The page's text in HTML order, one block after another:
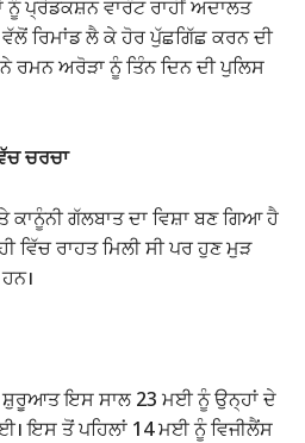
ਪ੍ਰੋਡਕਸ਼ਨ ਵਾਰੰਟ ਰਾਹੀਂ ਅਦਾਲਤ
ਰਿਮਾਂਡ ਲੈ ਕੇ ਹੋਰ ਪੁੱਛਗਿੱਛ ਕਰਨ ਦੀ
ਰਮਨ ਅਰੋੜਾ ਨੂੰ ਤਿੰਨ ਦਿਨ ਦੀ ਪੁਲਿਸ
ਚਰਚਾ
ਗੱਲਬਾਤ ਦਾ ਵਿਸ਼ਾ ਬਣ ਗਿਆ ਹੈ
ਵਿੱਚ ਰਾਹਤ ਮਿਲੀ ਸੀ ਪਰ ਹੁਣ ਮੁੜ
ਸ਼ੁਰੂਆਤ ਇਸ ਸਾਲ 23 ਮਈ ਨੂੰ ਉਨ੍ਹਾਂ ਦੇ
ਇਸ ਤੋਂ ਪਹਿਲਾਂ 14 ਮਈ ਨੂੰ ਵਿਜੀਲੈਂਸ